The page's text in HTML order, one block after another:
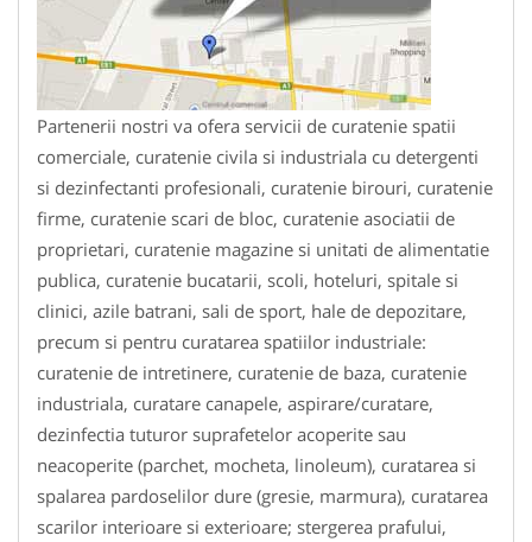
Partenerii nostri va ofera servicii de curatenie spatii
comerciale, curatenie civila si industriala cu detergenti
si dezinfectanti profesionali, curatenie birouri, curatenie
firme, curatenie scari de bloc, curatenie asociatii de
proprietari, curatenie magazine si unitati de alimentatie
publica, curatenie bucatarii, scoli, hoteluri, spitale si
clinici, azile batrani, sali de sport, hale de depozitare,
precum si pentru curatarea spatiilor industriale:
curatenie de intretinere, curatenie de baza, curatenie
industriala, curatare canapele, aspirare/curatare,
dezinfectia tuturor suprafetelor acoperite sau
neacoperite (parchet, mocheta, linoleum), curatarea si
spalarea pardoselilor dure (gresie, marmura), curatarea
scarilor interioare si exterioare; stergerea prafului,